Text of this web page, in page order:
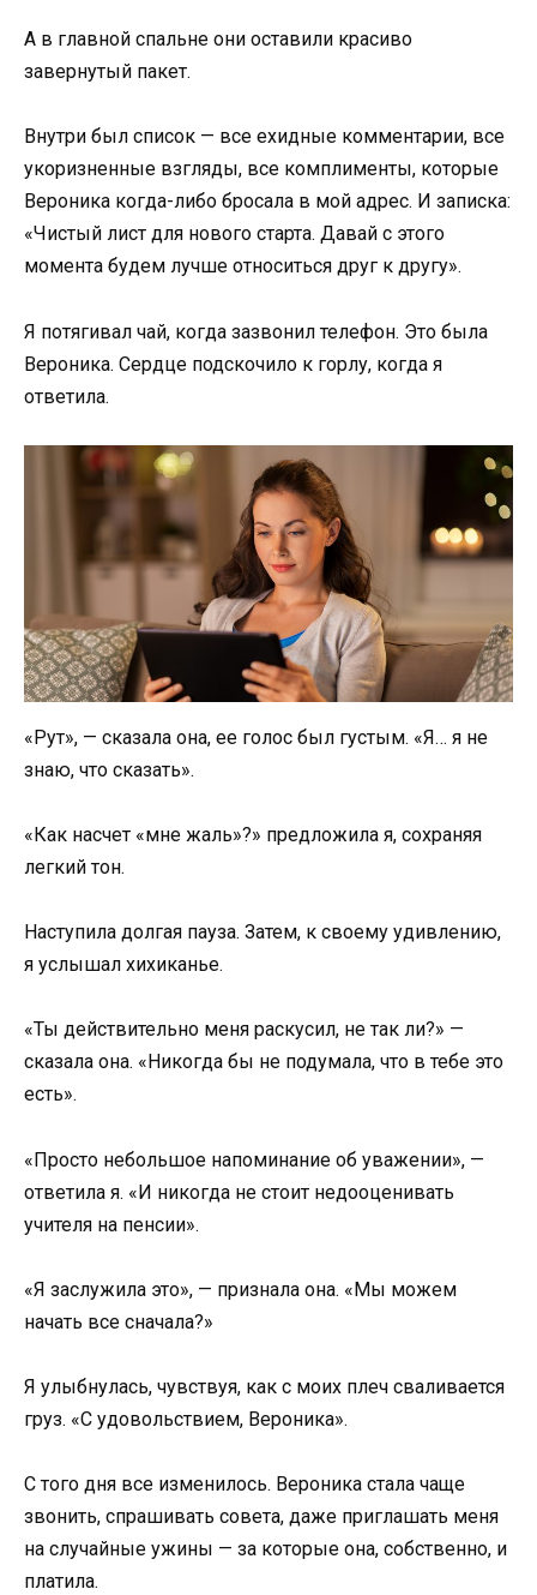
А в главной спальне они оставили красиво
завернутый пакет.
Внутри был список — все ехидные комментарии, все
укоризненные взгляды, все комплименты, которые
Вероника когда-либо бросала в мой адрес. И записка:
«Чистый лист для нового старта. Давай с этого
момента будем лучше относиться друг к другу».
Я потягивал чай, когда зазвонил телефон. Это была
Вероника. Сердце подскочило к горлу, когда я
ответила.
«Рут», — сказала она, ее голос был густым. «Я… я не
знаю, что сказать».
«Как насчет «мне жаль»?» предложила я, сохраняя
легкий тон.
Наступила долгая пауза. Затем, к своему удивлению,
я услышал хихиканье.
«Ты действительно меня раскусил, не так ли?» —
сказала она. «Никогда бы не подумала, что в тебе это
есть».
«Просто небольшое напоминание об уважении», —
ответила я. «И никогда не стоит недооценивать
учителя на пенсии».
«Я заслужила это», — признала она. «Мы можем
начать все сначала?»
Я улыбнулась, чувствуя, как с моих плеч сваливается
груз. «С удовольствием, Вероника».
С того дня все изменилось. Вероника стала чаще
звонить, спрашивать совета, даже приглашать меня
на случайные ужины — за которые она, собственно, и
платила.